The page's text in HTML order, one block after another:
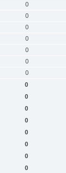
0
0
0
0
0
0
0
0
0
0
0
0
0
0
0